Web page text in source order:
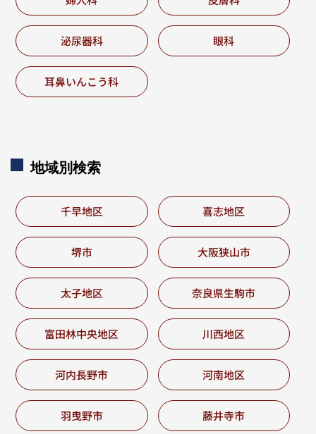
泌尿器科 眼科
耳鼻いんこう科
地域別検索
千早地区 喜志地区
堺市 大阪狭山市
太子地区 奈良県生駒市
富田林中央地区 川西地区
河内長野市 河南地区
羽曳野市 藤井寺市